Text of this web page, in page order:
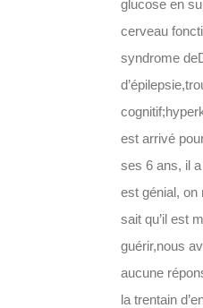
glucose en
cerveau
syndrome
est arrivé
ses 6 ans, il
est génial, on
sait qu’il est
guérir,nous
aucune
la trentain